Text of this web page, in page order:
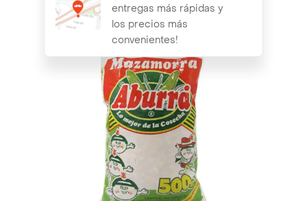
entregas más rápidas y
los precios más
convenientes!